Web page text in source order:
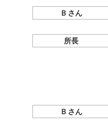
Ｂさん
所長
Ｂさん